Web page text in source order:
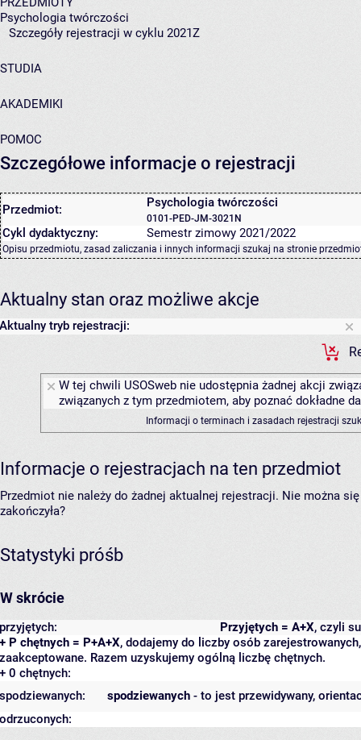
Psychologia twórczości
Szczegóły rejestracji w cyklu 2021Z
STUDIA
AKADEMIKI
POMOC
Szczegółowe informacje o rejestracji
Przedmiot: Psychologia twórczości
0101-PED-JM-3021N
Cykl dydaktyczny: Semestr zimowy 2021/2022
Opisu przedmiotu, zasad zaliczania i innych informacji szukaj na stronie
Aktualny stan oraz możliwe akcje
Aktualny tryb rejestracji:
W tej chwili USOSweb nie udostępnia żadnej akcji
związanych z tym przedmiotem, aby poznać dokładne
Informacji o terminach i zasadach rejestracji
Informacje o rejestracjach na ten przedmiot
Przedmiot nie należy do żadnej aktualnej rejestracji. Nie można
zakończyła?
Statystyki próśb
W skrócie
Przyjętych = A+X, czyli
przyjętych:
+ P chętnych = P+A+X, dodajemy do liczby osób
zaakceptowane. Razem uzyskujemy ogólną liczbę chętnych.
+ 0 chętnych:
spodziewanych - to jest przewidywany,
spodziewanych:
odrzuconych: